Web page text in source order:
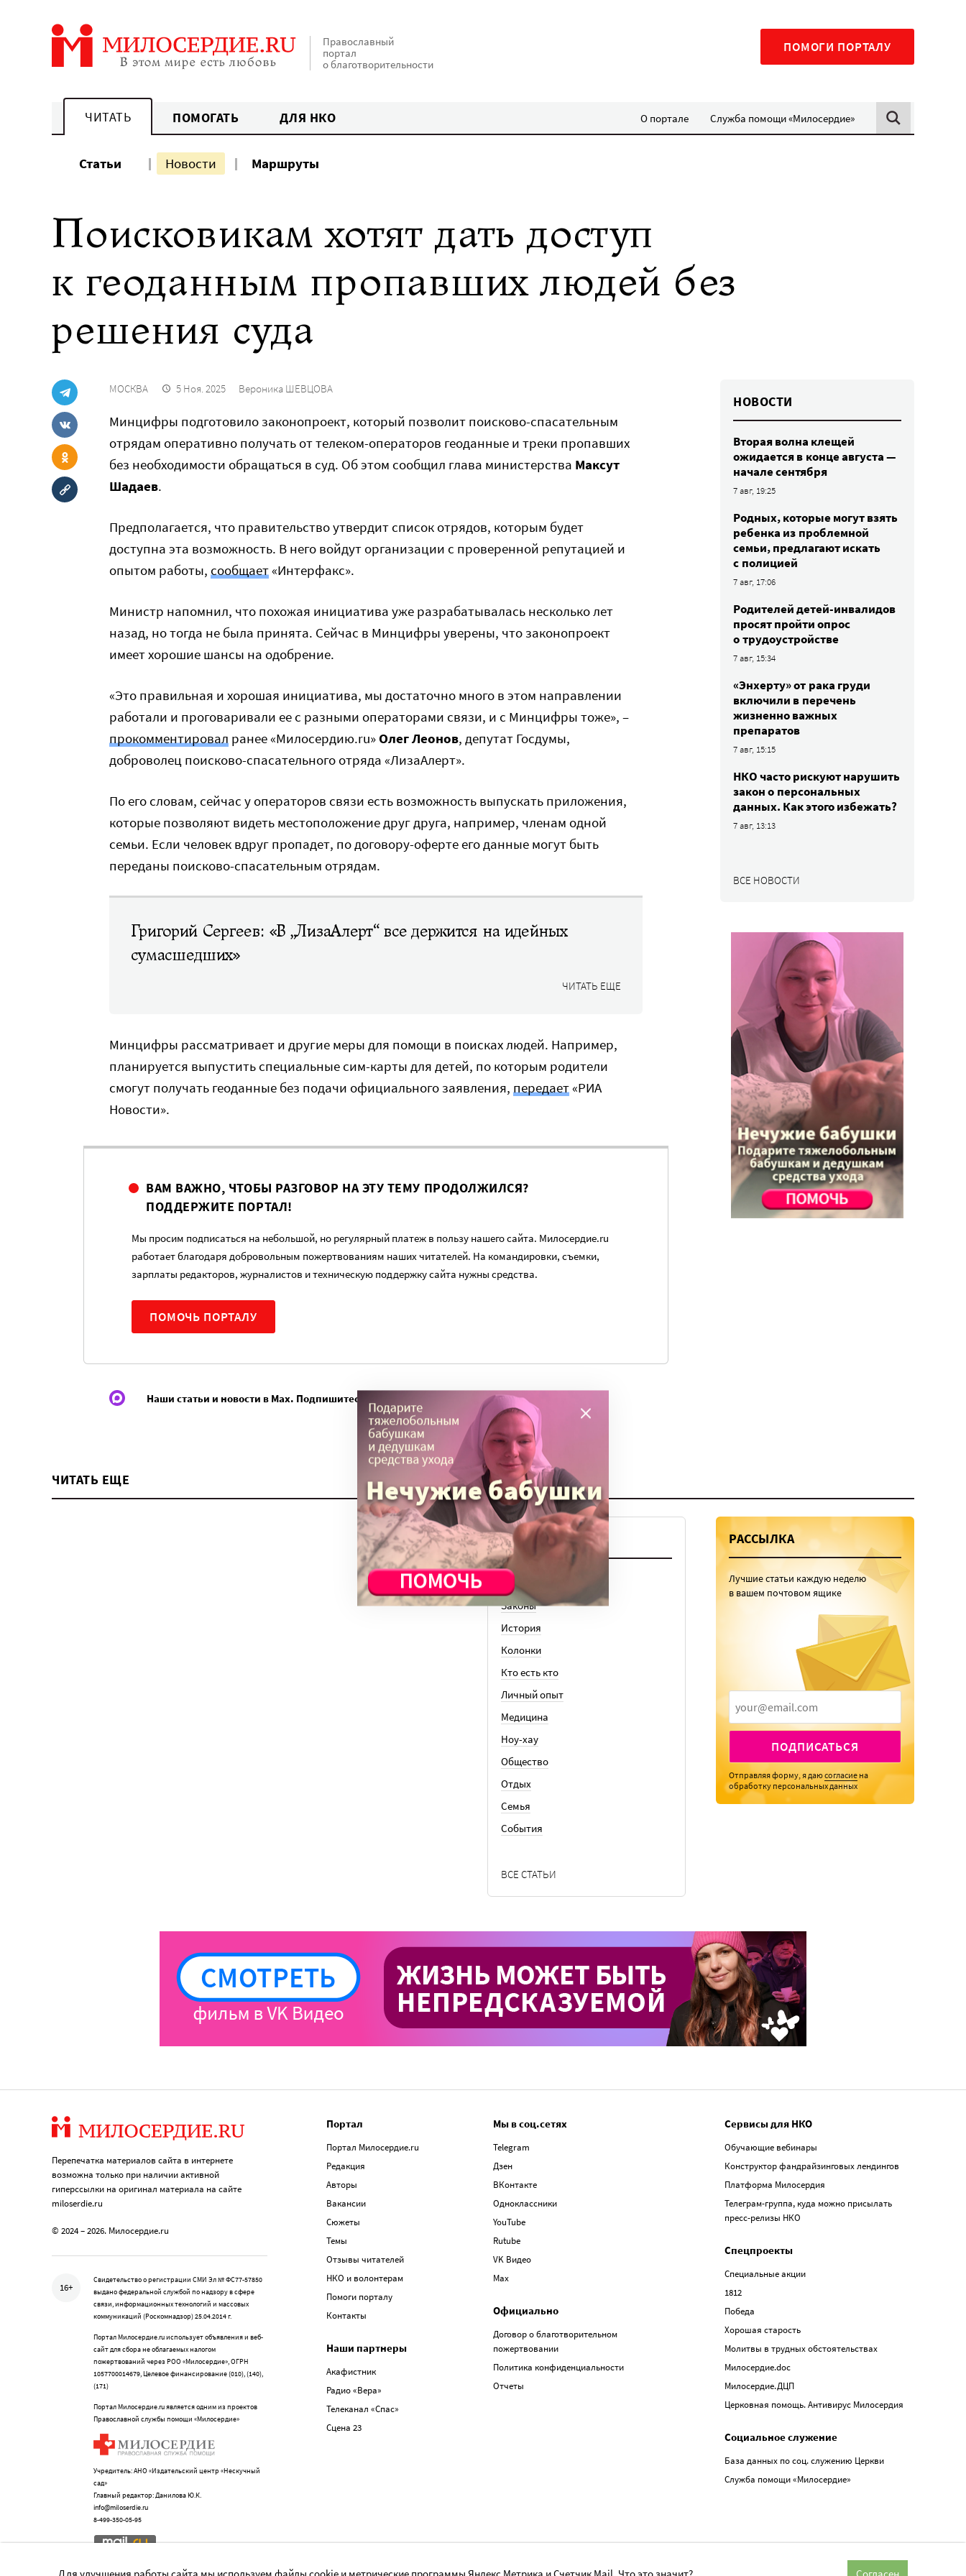
Православный
портал
о благотворительности
ПОМОГИ ПОРТАЛУ
ЧИТАТЬ ПОМОГАТЬ ДЛЯ НКО О портале Служба помощи «Милосердие»
Статьи Новости Маршруты
Поисковикам хотят дать доступ
к геоданным пропавших людей без
решения суда
МОСКВА 5 Ноя. 2025 Вероника ШЕВЦОВА
Минцифры подготовило законопроект, который позволит поисково-спасательным
отрядам оперативно получать от телеком-операторов геоданные и треки пропавших
без необходимости обращаться в суд. Об этом сообщил глава министерства Максут
Шадаев.
Предполагается, что правительство утвердит список отрядов, которым будет
доступна эта возможность. В него войдут организации с проверенной репутацией и
опытом работы, сообщает«Интерфакс».
Министр напомнил, что похожая инициатива уже разрабатывалась несколько лет
назад, но тогда не была принята. Сейчас в Минцифры уверены, что законопроект
имеет хорошие шансы на одобрение.
«Это правильная и хорошая инициатива, мы достаточно много в этом направлении
работали и проговаривали ее с разными операторами связи, и с Минцифры тоже», –
прокомментировал ранее «Милосердию.ru» Олег Леонов, депутат Госдумы,
доброволец поисково-спасательного отряда «ЛизаАлерт».
По его словам, сейчас у операторов связи есть возможность выпускать приложения,
которые позволяют видеть местоположение друг друга, например, членам одной
семьи. Если человек вдруг пропадет, по договору-оферте его данные могут быть
переданы поисково-спасательным отрядам.
Григорий Сергеев: «В „ЛизаАлерт“ все держится на идейных
сумасшедших»
ЧИТАТЬ ЕЩЕ
Минцифры рассматривает и другие меры для помощи в поисках людей. Например,
планируется выпустить специальные сим-карты для детей, по которым родители
смогут получать геоданные без подачи официального заявления, передает«РИА
Новости».
ВАМ ВАЖНО, ЧТОБЫ РАЗГОВОР НА ЭТУ ТЕМУ ПРОДОЛЖИЛСЯ?
ПОДДЕРЖИТЕ ПОРТАЛ!
Мы просим подписаться на небольшой, но регулярный платеж в пользу нашего сайта. Милосердие.ru
работает благодаря добровольным пожертвованиям наших читателей. На командировки, съемки,
зарплаты редакторов, журналистов и техническую поддержку сайта нужны средства.
ПОМОЧЬ ПОРТАЛУ
Наши статьи и новости в Max. Подпишитесь
НОВОСТИ
Вторая волна клещей
ожидается в конце августа —
начале сентября
7 авг, 19:25
Родных, которые могут взять
ребенка из проблемной
семьи, предлагают искать
с полицией
7 авг, 17:06
Родителей детей-инвалидов
просят пройти опрос
о трудоустройстве
7 авг, 15:34
«Энхерту» от рака груди
включили в перечень
жизненно важных
препаратов
7 авг, 15:15
НКО часто рискуют нарушить
закон о персональных
данных. Как этого избежать?
7 авг, 13:13
ВСЕ НОВОСТИ
ЧИТАТЬ ЕЩЕ
ТЕМЫ
Вера
Законы
История
Колонки
Кто есть кто
Личный опыт
Медицина
Ноу-хау
Общество
Отдых
Семья
События
ВСЕ СТАТЬИ
РАССЫЛКА
Лучшие статьи каждую неделю
в вашем почтовом ящике
ПОДПИСАТЬСЯ
Отправляя форму, я даюсогласие на
обработку персональных данных
Перепечатка материалов сайта в интернете
возможна только при наличии активной
гиперссылки на оригинал материала на сайте
miloserdie.ru
© 2024 – 2026. Милосердие.ru
16+
Свидетельство о регистрации СМИ Эл № ФС77-57850
выдано федеральной службой по надзору в сфере
связи, информационных технологий и массовых
коммуникаций (Роскомнадзор) 25.04.2014 г.
Портал Милосердие.ru использует объявления и веб-
сайт для сбора не облагаемых налогом
пожертвований через РОО «Милосердие», ОГРН
1057700014679, Целевое финансирование (010), (140),
(171)
Портал Милосердие.ru является одним из проектов
Православной службы помощи «Милосердие»
Учредитель: АНО «Издательский центр «Нескучный
сад»
Главный редактор: Данилова Ю.К.
info@miloserdie.ru
8-499-350-05-95
Портал
Портал Милосердие.ru
Редакция
Авторы
Вакансии
Сюжеты
Темы
Отзывы читателей
НКО и волонтерам
Помоги порталу
Контакты
Наши партнеры
Акафистник
Радио «Вера»
Телеканал «Спас»
Сцена 23
Мы в соц.сетях
Telegram
Дзен
ВКонтакте
Одноклассники
YouTube
Rutube
VK Видео
Max
Официально
Договор о благотворительном
пожертвовании
Политика конфиденциальности
Отчеты
Сервисы для НКО
Обучающие вебинары
Конструктор фандрайзинговых лендингов
Платформа Милосердия
Телеграм-группа, куда можно присылать
пресс-релизы НКО
Спецпроекты
Специальные акции
1812
Победа
Хорошая старость
Молитвы в трудных обстоятельствах
Милосердие.doc
Милосердие.ДЦП
Церковная помощь. Антивирус Милосердия
Социальное служение
База данных по соц. служению Церкви
Служба помощи «Милосердие»